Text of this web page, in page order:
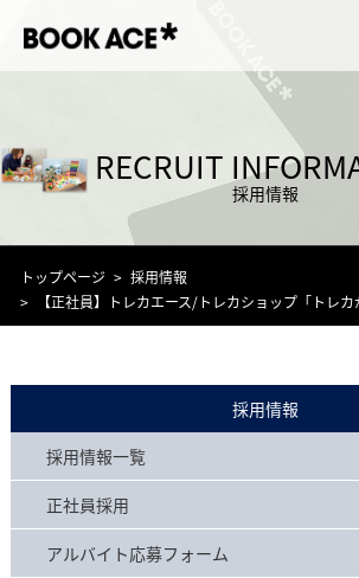
RECRUIT
採用情報
トップページ
採用情報
【正社員】トレカエース/トレカショップ「トレ
採用情報
採用情報一覧
正社員採用
アルバイト応募フォーム